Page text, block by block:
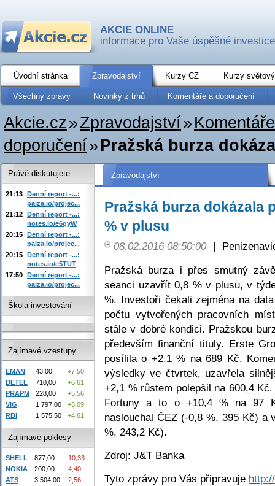
AKCIE ONLINE
informace pro Vaše úspěšné investice
Úvodní stránka Zpravodajství Kurzy CZ Kurzy
Všechny zprávy Novinky z trhů Komentáře a doporučení
Akcie.cz»Zpravodajství»
doporučení»Pražská burza
Zpravodajství
Pražská burza dokázala
% v plusu
08.02.2016 08:50:00 |
Pražská burza i přes smutný
seanci uzavřít 0,8 % v plusu, v
%. Investoři čekali zejména na
počtu vytvořených pracovních
stále v dobré kondici. Pražskou
především finanční tituly. Erste
posílila o +2,1 % na 689 Kč.
výsledky ve čtvrtek, uzavřela
+2,1 % růstem polepšil na 600,4
Fortuny a to o +10,4 % na 97
naslouchal ČEZ (-0,8 %, 395 Kč) a
%, 243,2 Kč).
Zdroj: J&T Banka
Tyto zprávy pro Vás připravuje
Právě diskutujete
21:13 Denní report -...:
paiza.io/projec...
21:12 Denní report -...:
notes.io/e6qyW
20:15 Denní report -...:
paiza.io/projec...
20:15 Denní report -...:
notes.io/e5TUT
17:50 Denní report -...:
paiza.io/projec...
Škola investování
Zajímavé vzestupy
EMAN 43,00
+7,50
DETEL
710,00
+6,61
PRAPM
228,00
+5,56
VIG
1 797,00
+5,09
RBI
1 575,50 +4,61
Zajímavé poklesy
SHELL 877,00
-10,33
NOKIA
200,00
-4,40
ATS
3 504,00
-2,56